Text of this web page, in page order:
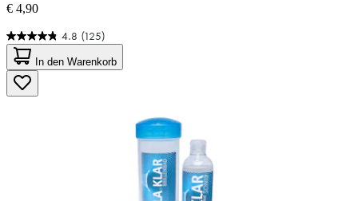
€ 4,90
4.8 (125)
4.8
von
5
Sternen.
125
In den Warenkorb